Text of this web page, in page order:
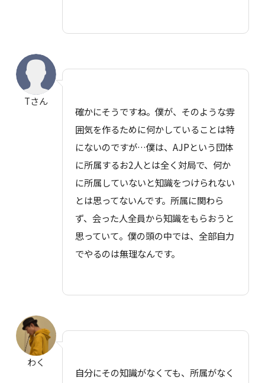
Tさん
確かにそうですね。僕が、そのような雰
囲気を作るために何かしていることは特
にないのですが…僕は、AJPという団体
に所属するお2人とは全く対局で、何か
に所属していないと知識をつけられない
とは思ってないんです。所属に関わら
ず、会った人全員から知識をもらおうと
思っていて。僕の頭の中では、全部自力
でやるのは無理なんです。
わく
自分にその知識がなくても、所属がなく